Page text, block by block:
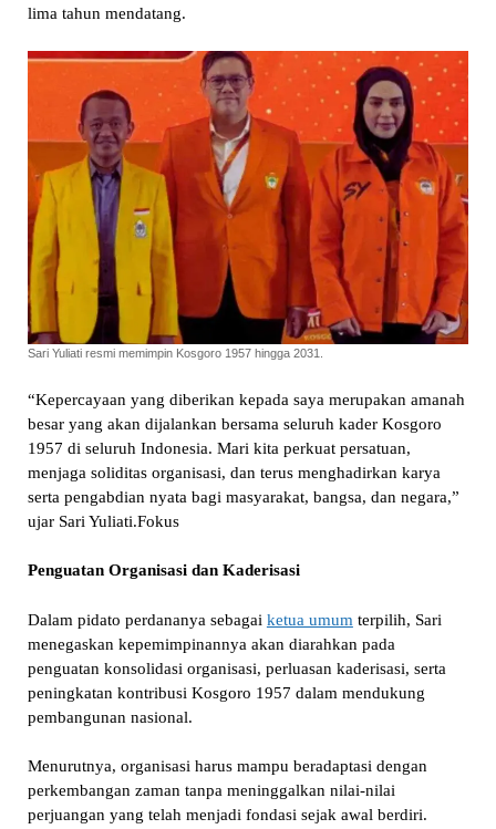
lima tahun mendatang.
Sari Yuliati resmi memimpin Kosgoro 1957 hingga 2031.
“Kepercayaan yang diberikan kepada saya merupakan amanah
besar yang akan dijalankan bersama seluruh kader Kosgoro
1957 di seluruh Indonesia. Mari kita perkuat persatuan,
menjaga soliditas organisasi, dan terus menghadirkan karya
serta pengabdian nyata bagi masyarakat, bangsa, dan negara,”
ujar Sari Yuliati.Fokus
Penguatan Organisasi dan Kaderisasi
Dalam pidato perdananya sebagai ketua umum terpilih, Sari
menegaskan kepemimpinannya akan diarahkan pada
penguatan konsolidasi organisasi, perluasan kaderisasi, serta
peningkatan kontribusi Kosgoro 1957 dalam mendukung
pembangunan nasional.
Menurutnya, organisasi harus mampu beradaptasi dengan
perkembangan zaman tanpa meninggalkan nilai-nilai
perjuangan yang telah menjadi fondasi sejak awal berdiri.